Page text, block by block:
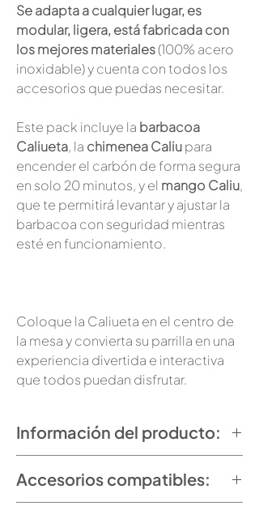
Se adapta a cualquier lugar, es
modular, ligera, está fabricada con
los mejores materiales(100% acero
inoxidable) y cuenta con todos los
accesorios que puedas necesitar.
Este pack incluye la barbacoa
Caliueta, la chimenea Caliupara
encender el carbón de forma segura
en solo 20 minutos, y el mango Caliu,
que te permitirá levantar y ajustar la
barbacoa con seguridad mientras
esté en funcionamiento.
Coloque la Caliueta en el centro de
la mesa y convierta su parrilla en una
experiencia divertida e interactiva
que todos puedan disfrutar.
Información del producto:
Barbacoa Caliueta
Accesorios compatibles: